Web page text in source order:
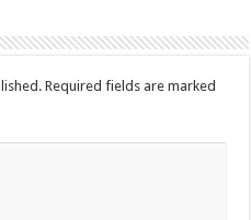
Required fields are marked